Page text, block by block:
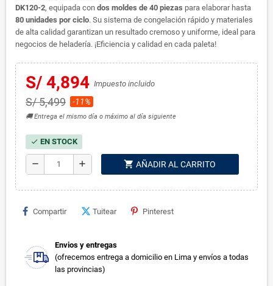
DK120-2, equipada con dos moldes de 40 piezas para elaborar hasta
80 unidades por ciclo. Su sistema de congelación rápido y materiales
de alta calidad garantizan un resultado cremoso y uniforme, ideal para
negocios de heladería. ¡Eficiencia y calidad en cada paleta!
S/ 4,894 Impuesto incluido
S/ 5,499 -11%
🚚 Entrega el mismo día o máximo al día siguiente
check EN STOCK
remove add shopping_cart AÑADIR AL CARRITO
Compartir Tuitear Pinterest
Envios y entregas
(ofrecemos entrega a domicilio en Lima y envíos a todas
las provincias)